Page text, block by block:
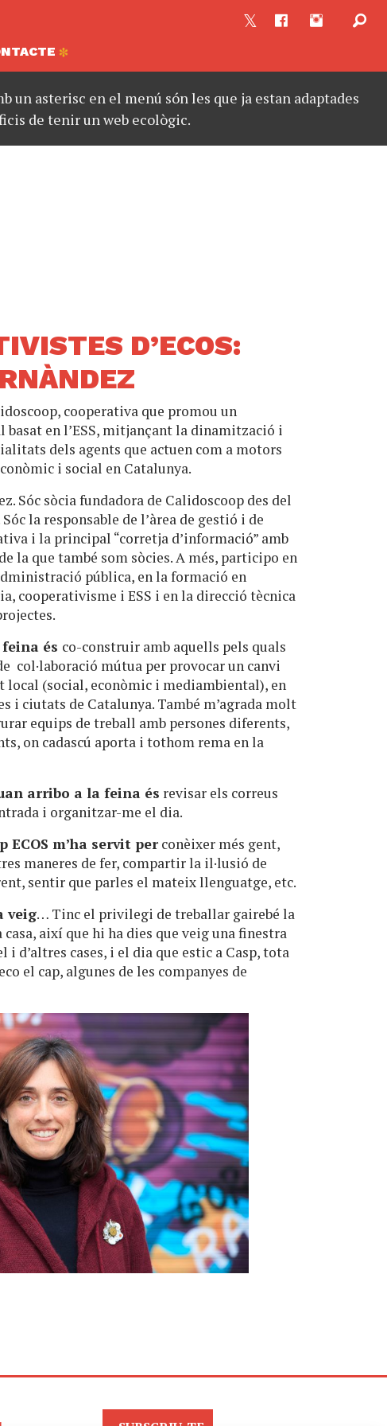
un asterisc en el menú són les que ja estan adaptades
de tenir un web ecològic.
D’ECOS:
cooperativa que promou un
basat en l’ESS, mitjançant la dinamització i
dels agents que actuen com a motors
i social en Catalunya.
Sóc sòcia fundadora de Calidoscoop des del
la responsable de l’àrea de gestió i de
i la principal “corretja d’informació” amb
la que també som sòcies. A més, participo en
pública, en la formació en
cooperativisme i ESS i en la direcció tècnica
és co-construir amb aquells pels quals
col·laboració mútua per provocar un canvi
local (social, econòmic i mediambiental), en
i ciutats de Catalunya. També m’agrada molt
equips de treball amb persones diferents,
on cadascú aporta i tothom rema en la
arribo a la feina és revisar els correus
i organitzar-me el dia.
m’ha servit perconèixer més gent,
maneres de fer, compartir la il·lusió de
sentir que parles el mateix llenguatge, etc.
veig… Tinc el privilegi de treballar gairebé la
així que hi ha dies que veig una finestra
d’altres cases, i el dia que estic a Casp, tota
el cap, algunes de les companyes de